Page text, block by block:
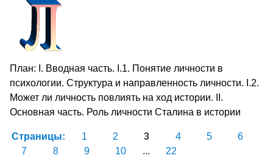
План: I. Вводная часть. I.1. Понятие личности в
психологии. Структура и направленность личности. I.2.
Может ли личность повлиять на ход истории. II.
Основная часть. Роль личности Сталина в истории
Страницы: 1 2 3 4 5
6
7
8 9 10 ... 22